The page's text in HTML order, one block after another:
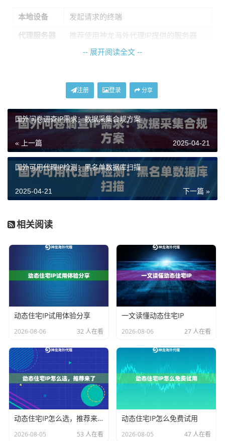
本地设备 发起请求的终端
代理服务器 推荐使用神龙海外代理IP提供的服务器
需要访问的网站或应用
三种转发模式对比
根据使用场景选择转发方式：
本地转发（-L参数）
ssh -L 本地端口:目标地址:目标端口 代理用户名@神龙代
远程转发（-R参数）
ssh -R 远程端口:目标地址:目标端口 代理用户名@神龙代
ssh -D 本地端口 代理用户名@神龙代理IP
配置实战：动态转发+代理IP
以数据采集场景为例：
获取神龙海外代理IP的SSH账号信息（服务器地址/
ssh -D 100 user@shenlong-proxy.com -p 2222
每次连接自动切换出口IP，有效避免IP封禁问题。
常见问题解决方案
Q：连接时报"Permission denied"错误？
-- 展开阅读全文 --
注册 登录 分享
国外问卷调查IP需求：数据采集合规方案
« 上一篇 2025-04-21
国外可用代理IP检测：黑名单数据库扫描
下一篇 »
2025-04-21
相关阅读
动态住宅IP试用体验分享
2026-08-06 32 人在看
一文读懂动态住宅IP
2026-08-06 27 人在看
动态住宅IP怎么选，推荐来了
2026-08-05 53 人在看
动态住宅IP怎么免费试用
2026-08-05 47 人在看